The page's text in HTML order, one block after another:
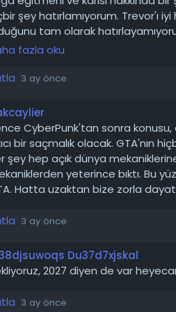
oyun tarihinin en büyük
geliştirme sürecini
Söylentiler (Spoiler İçerebilir)
Auto 6'nın küçük DLC paketleri
olacağı, dört farklı şehirde
yer) geçeceği ve yıkılabilir
göre, hikâye kartel tarafından
alacak. Erkek karakter polis
çalışacak.
göre, oyunun olayları
yaklaşık 140 mil kare
olabileceği konuşuluyor.
şey hatırlamıyorum. Trevor'ı
tam olarak
ilk oynadığım gibi
fazla oku
3 ay önce
CyberPunk'tan sonra konusu,
bir saçmalık olacak. GTA'nın
şey hep açık dünya
yeterince bıktı. Bu
Hatta uzaktan bize zorla
3 ay önce
Du37d7xjskal
2027 diyen de var
3 ay önce